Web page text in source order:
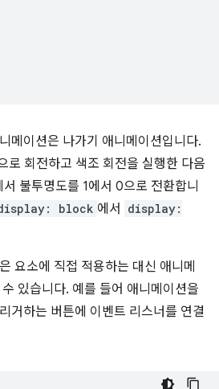
메이션은 나가기 애니메이션입니다.
로 회전하고 색조 회전을 실행한 다음
서 불투명도를 1에서 0으로 전환합니
block 에서
display:
요소에 직접 적용하는 대신 애니메
있습니다. 예를 들어 애니메이션을
거하는 버튼에 이벤트 리스너를 연결